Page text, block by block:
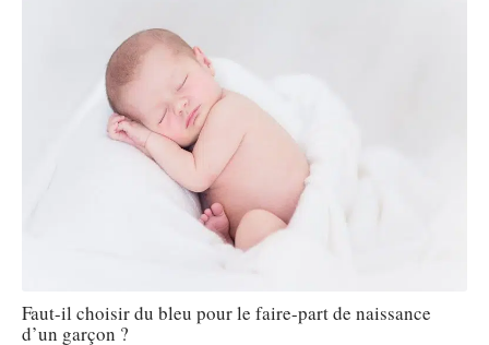
Faut-il choisir du bleu pour le faire-part de naissance
d’un garçon ?